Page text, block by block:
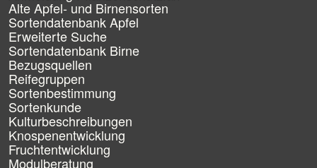
n
t
i
o
n
ü
b
e
r
s
p
r
i
n
Alte Apfel- und Birnensorten
Sortendatenbank Apfel
Erweiterte Suche
Sortendatenbank Birne
Bezugsquellen
Reifegruppen
Sortenbestimmung
Sortenkunde
Kulturbeschreibungen
Knospenentwicklung
Fruchtentwicklung
Modulberatung